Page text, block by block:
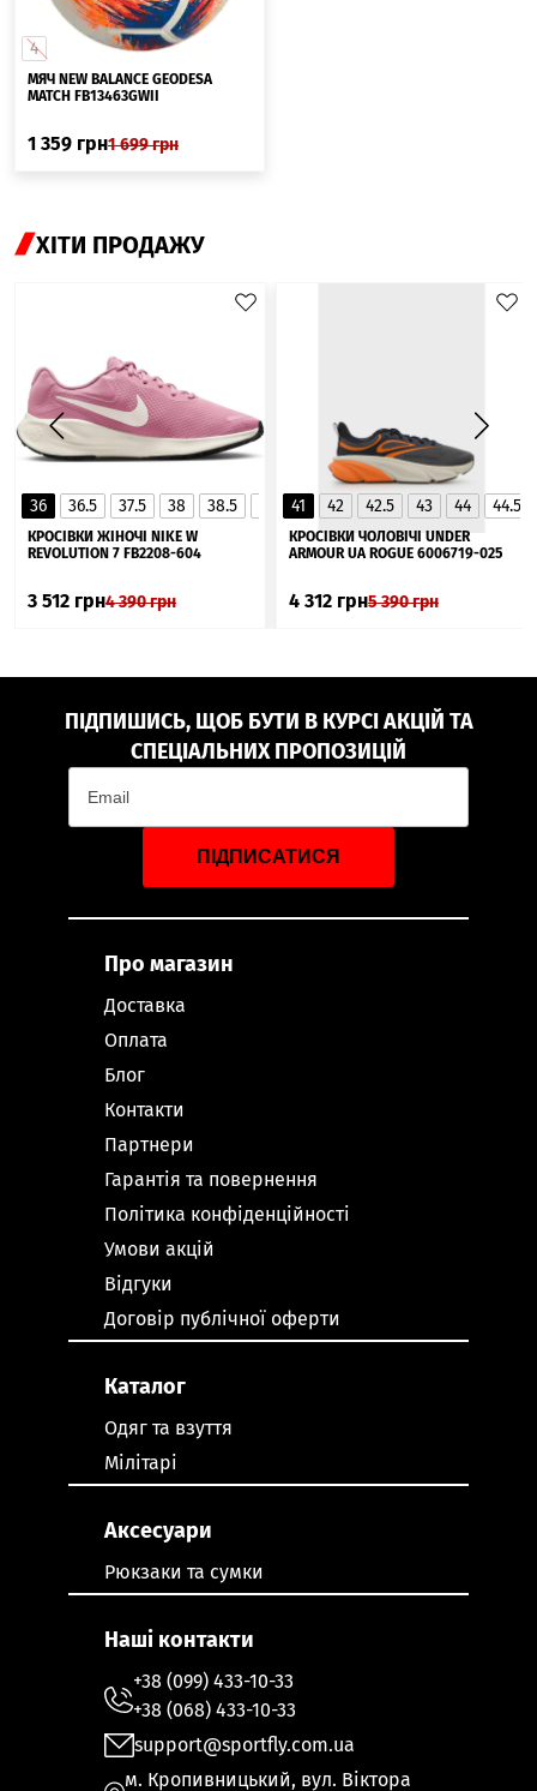
4
МЯЧ NEW BALANCE GEODESA
MATCH FB13463GWII
1 359 грн1 699грн
ХІТИ ПРОДАЖУ
36 36.5 37.5 38 38.5 40 40.5
41
▲
КРОСІВКИ ЖІНОЧІ NIKE W
REVOLUTION 7 FB2208-604
3 512 грн4 390грн
41 42 42.5 43 44 44.5
КРОСІВКИ ЧОЛОВІЧІ UNDER
ARMOUR UA ROGUE 6006719-025
4 312 грн5 390грн
ПІДПИШИСЬ, ЩОБ БУТИ В КУРСІ АКЦІЙ ТА
СПЕЦІАЛЬНИХ ПРОПОЗИЦІЙ
ПІДПИСАТИСЯ
Про магазин
Доставка
Оплата
Блог
Контакти
Партнери
Гарантія та повернення
Політика конфіденційності
Умови акцій
Відгуки
Договір публічної оферти
Каталог
Одяг та взуття
Мілітарі
Аксесуари
Рюкзаки та сумки
Наші контакти
+38 (099) 433-10-33
+38 (068) 433-10-33
support@sportfly.com.ua
м. Кропивницький, вул. Віктора